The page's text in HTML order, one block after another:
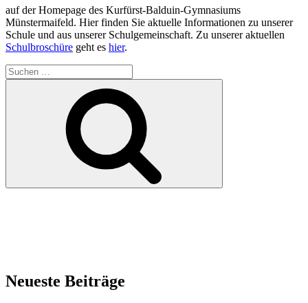
auf der Homepage des Kurfürst-Balduin-Gymnasiums
Münstermaifeld. Hier finden Sie aktuelle Informationen zu unserer
Schule und aus unserer Schulgemeinschaft. Zu unserer aktuellen
Schulbroschüre geht es hier.
Suchen
nach:
Neueste Beiträge